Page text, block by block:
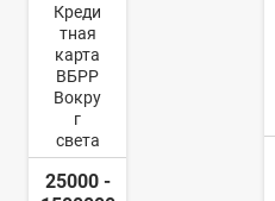
Креди
тная
карта
ВБРР
Вокру
г
света
25000 -